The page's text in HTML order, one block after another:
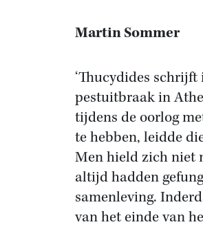
Martin Sommer
‘Thucydides
pestuitbraak in
tijdens de oorlog
te hebben, leidde
Men hield zich niet
altijd hadden
samenleving.
van het einde van